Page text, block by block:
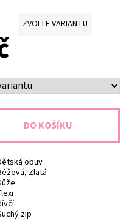
ZVOLTE VARIANTU
obuv
Béžová, Zlatá
zip